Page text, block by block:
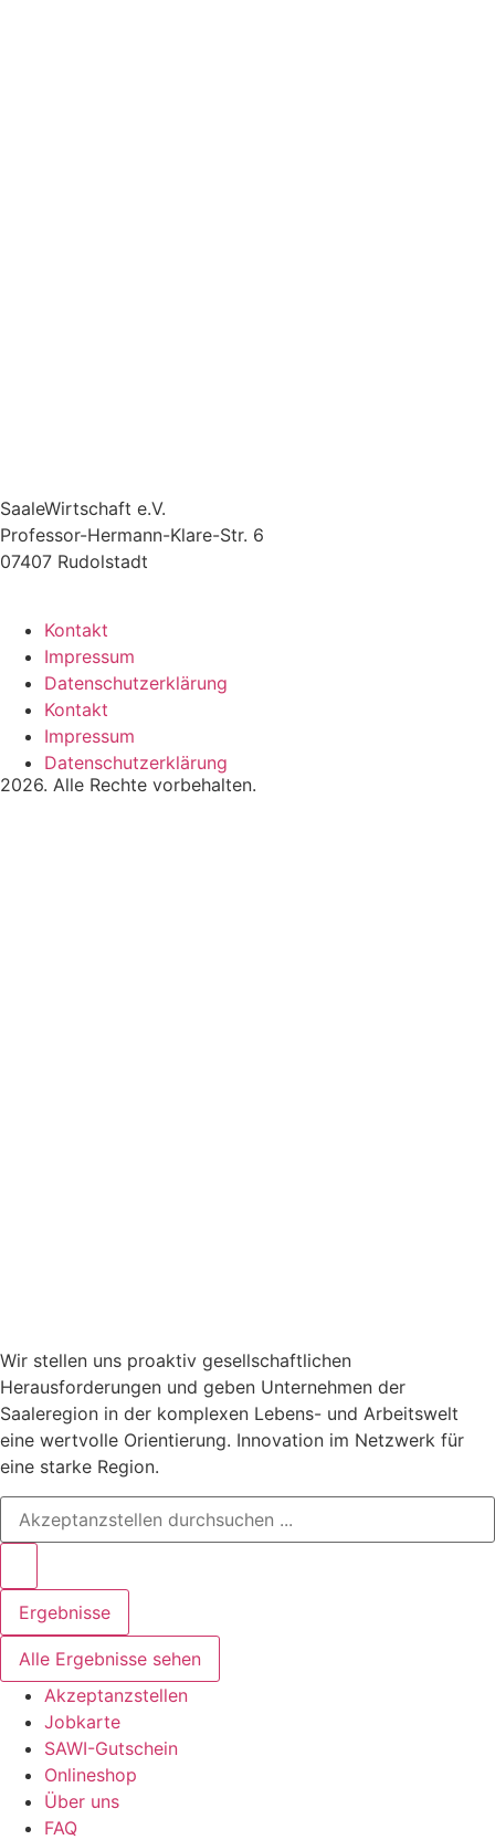
SaaleWirtschaft e.V.
Professor-Hermann-Klare-Str. 6
07407 Rudolstadt
Kontakt
Impressum
Datenschutzerklärung
Kontakt
Impressum
Datenschutzerklärung
2026. Alle Rechte vorbehalten.
Wir stellen uns proaktiv gesellschaftlichen
Herausforderungen und geben Unternehmen der
Saaleregion in der komplexen Lebens- und Arbeitswelt
eine wertvolle Orientierung. Innovation im Netzwerk für
eine starke Region.
Ergebnisse
Alle Ergebnisse sehen
Akzeptanzstellen
Jobkarte
SAWI-Gutschein
Onlineshop
Über uns
FAQ